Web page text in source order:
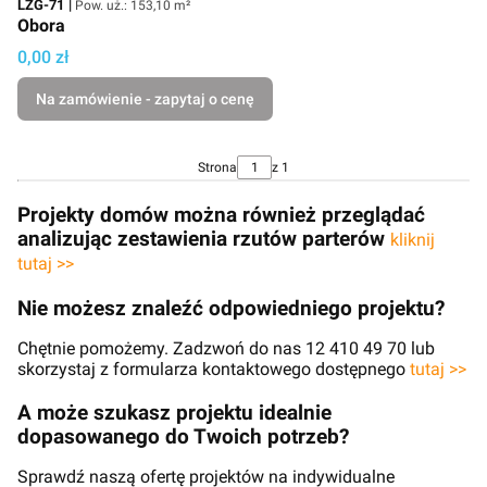
LZG-71 Pow. uż.: 153,10 m²
Obora
Cena
0,00 zł
Na zamówienie - zapytaj o cenę
Strona z 1
Projekty domów można również przeglądać
analizując zestawienia rzutów parterów kliknij
tutaj >>
Nie możesz znaleźć odpowiedniego projektu?
Chętnie pomożemy. Zadzwoń do nas 12 410 49 70 lub
skorzystaj z formularza kontaktowego dostępnego tutaj >>
A może szukasz projektu idealnie
dopasowanego do Twoich potrzeb?
Sprawdź naszą ofertę projektów na indywidualne